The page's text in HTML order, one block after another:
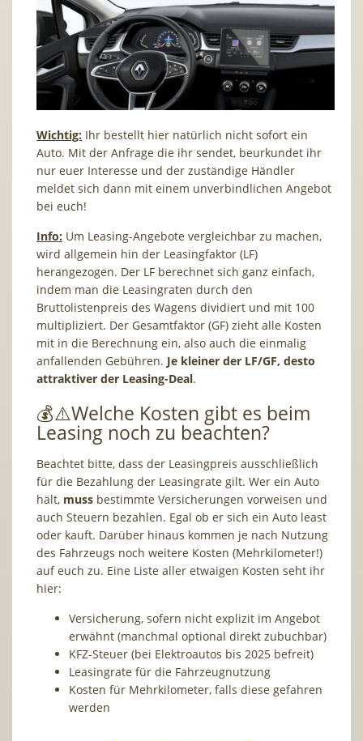
Wichtig: Ihr bestellt hier natürlich nicht sofort ein
Auto. Mit der Anfrage die ihr sendet, beurkundet ihr
nur euer Interesse und der zuständige Händler
meldet sich dann mit einem unverbindlichen Angebot
bei euch!
Info: Um Leasing-Angebote vergleichbar zu machen,
wird allgemein hin der Leasingfaktor (LF)
herangezogen. Der LF berechnet sich ganz einfach,
indem man die Leasingraten durch den
Bruttolistenpreis des Wagens dividiert und mit 100
multipliziert. Der Gesamtfaktor (GF) zieht alle Kosten
mit in die Berechnung ein, also auch die einmalig
anfallenden Gebühren. Je kleiner der LF/GF, desto
attraktiver der Leasing-Deal.
💰⚠️Welche Kosten gibt es beim
Leasing noch zu beachten?
Beachtet bitte, dass der Leasingpreis ausschließlich
für die Bezahlung der Leasingrate gilt. Wer ein Auto
hält, muss bestimmte Versicherungen vorweisen und
auch Steuern bezahlen. Egal ob er sich ein Auto least
oder kauft. Darüber hinaus kommen je nach Nutzung
des Fahrzeugs noch weitere Kosten (Mehrkilometer!)
auf euch zu. Eine Liste aller etwaigen Kosten seht ihr
hier:
Versicherung, sofern nicht explizit im Angebot
erwähnt (manchmal optional direkt zubuchbar)
KFZ-Steuer (bei Elektroautos bis 2025 befreit)
Leasingrate für die Fahrzeugnutzung
Kosten für Mehrkilometer, falls diese gefahren
werden